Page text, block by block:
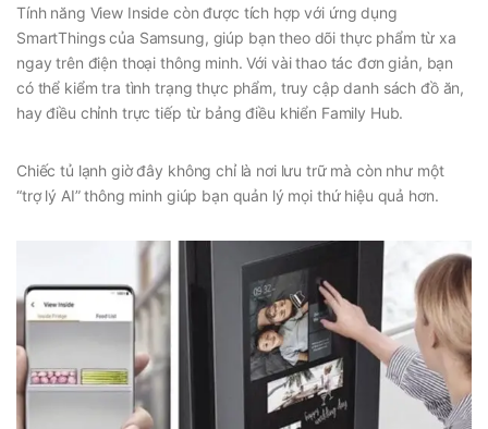
Tính năng View Inside còn được tích hợp với ứng dụng
SmartThings của Samsung, giúp bạn theo dõi thực phẩm từ xa
ngay trên điện thoại thông minh. Với vài thao tác đơn giản, bạn
có thể kiểm tra tình trạng thực phẩm, truy cập danh sách đồ ăn,
hay điều chỉnh trực tiếp từ bảng điều khiển Family Hub.
Chiếc tủ lạnh giờ đây không chỉ là nơi lưu trữ mà còn như một
“trợ lý AI” thông minh giúp bạn quản lý mọi thứ hiệu quả hơn.